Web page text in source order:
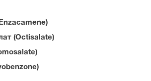
(Octisalate)